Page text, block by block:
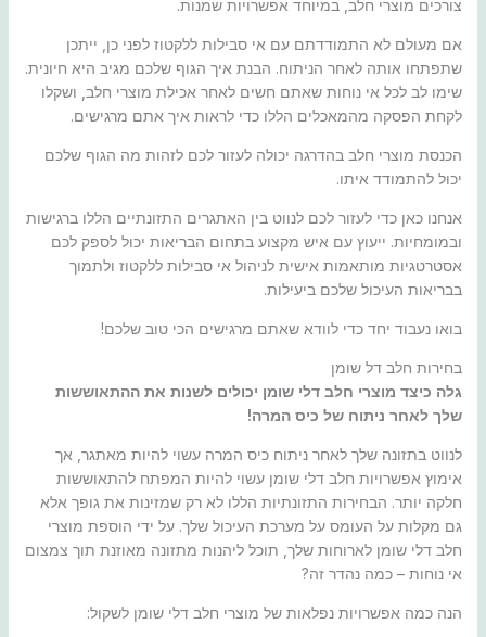
צורכים מוצרי חלב, במיוחד אפשרויות שמנות.
אם מעולם לא התמודדתם עם אי סבילות ללקטוז לפני כן, ייתכן
שתפתחו אותה לאחר הניתוח. הבנת איך הגוף שלכם מגיב היא חיונית.
שימו לב לכל אי נוחות שאתם חשים לאחר אכילת מוצרי חלב, ושקלו
לקחת הפסקה מהמאכלים הללו כדי לראות איך אתם מרגישים.
הכנסת מוצרי חלב בהדרגה יכולה לעזור לכם לזהות מה הגוף שלכם
יכול להתמודד איתו.
אנחנו כאן כדי לעזור לכם לנווט בין האתגרים התזונתיים הללו ברגישות
ובמומחיות. ייעוץ עם איש מקצוע בתחום הבריאות יכול לספק לכם
אסטרטגיות מותאמות אישית לניהול אי סבילות ללקטוז ולתמוך
בבריאות העיכול שלכם ביעילות.
בואו נעבוד יחד כדי לוודא שאתם מרגישים הכי טוב שלכם!
בחירות חלב דל שומן
גלה כיצד מוצרי חלב דלי שומן יכולים לשנות את ההתאוששות
שלך לאחר ניתוח של כיס המרה!
לנווט בתזונה שלך לאחר ניתוח כיס המרה עשוי להיות מאתגר, אך
אימוץ אפשרויות חלב דלי שומן עשוי להיות המפתח להתאוששות
חלקה יותר. הבחירות התזונתיות הללו לא רק שמזינות את גופך אלא
גם מקלות על העומס על מערכת העיכול שלך. על ידי הוספת מוצרי
חלב דלי שומן לארוחות שלך, תוכל ליהנות מתזונה מאוזנת תוך צמצום
אי נוחות – כמה נהדר זה?
הנה כמה אפשרויות נפלאות של מוצרי חלב דלי שומן לשקול: